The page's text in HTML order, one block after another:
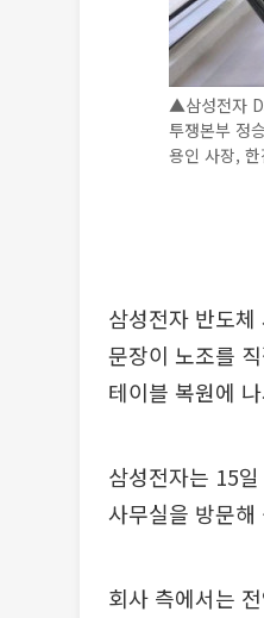
▲삼성전자
투쟁본부 정
용인 사장,
삼성전자 반도
문장이 노조를
테이블 복원에
삼성전자는 15
사무실을 방문
회사 측에서는